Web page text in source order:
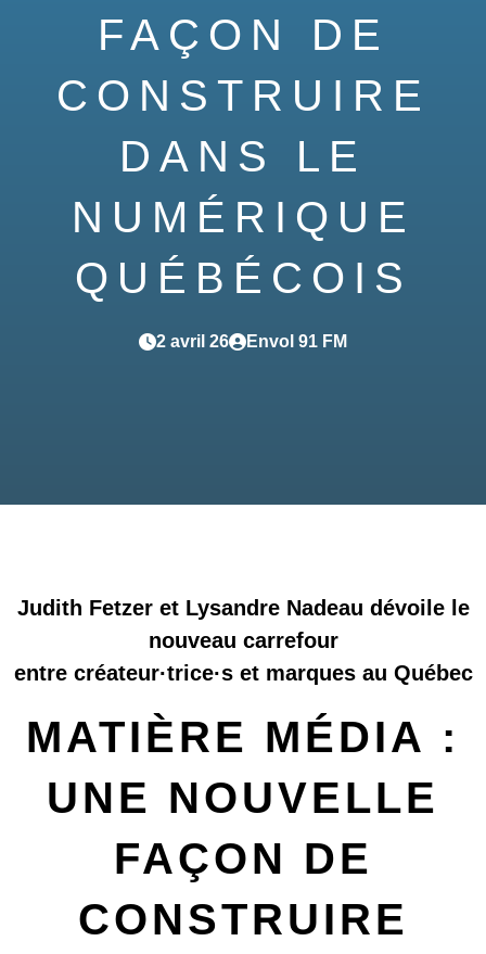
FAÇON DE
CONSTRUIRE
DANS LE
NUMÉRIQUE
QUÉBÉCOIS
2 avril 26 Envol 91 FM
Judith Fetzer et Lysandre Nadeau dévoile le
nouveau carrefour
entre créateur·trice·s et marques au Québec
MATIÈRE MÉDIA :
UNE NOUVELLE
FAÇON DE
CONSTRUIRE